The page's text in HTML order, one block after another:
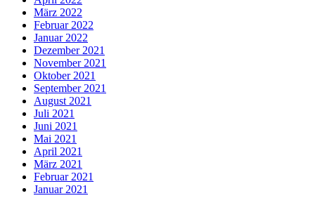
März 2022
Februar 2022
Januar 2022
Dezember 2021
November 2021
Oktober 2021
September 2021
August 2021
Juli 2021
Juni 2021
Mai 2021
April 2021
März 2021
Februar 2021
Januar 2021